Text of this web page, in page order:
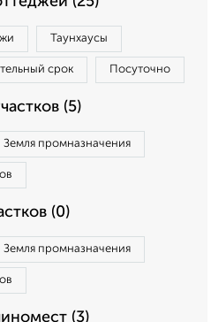
Таунхаусы
срок Посуточно
(5)
Земля промназначения
(0)
Земля промназначения
(3)